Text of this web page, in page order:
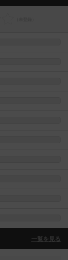
一覧を見る